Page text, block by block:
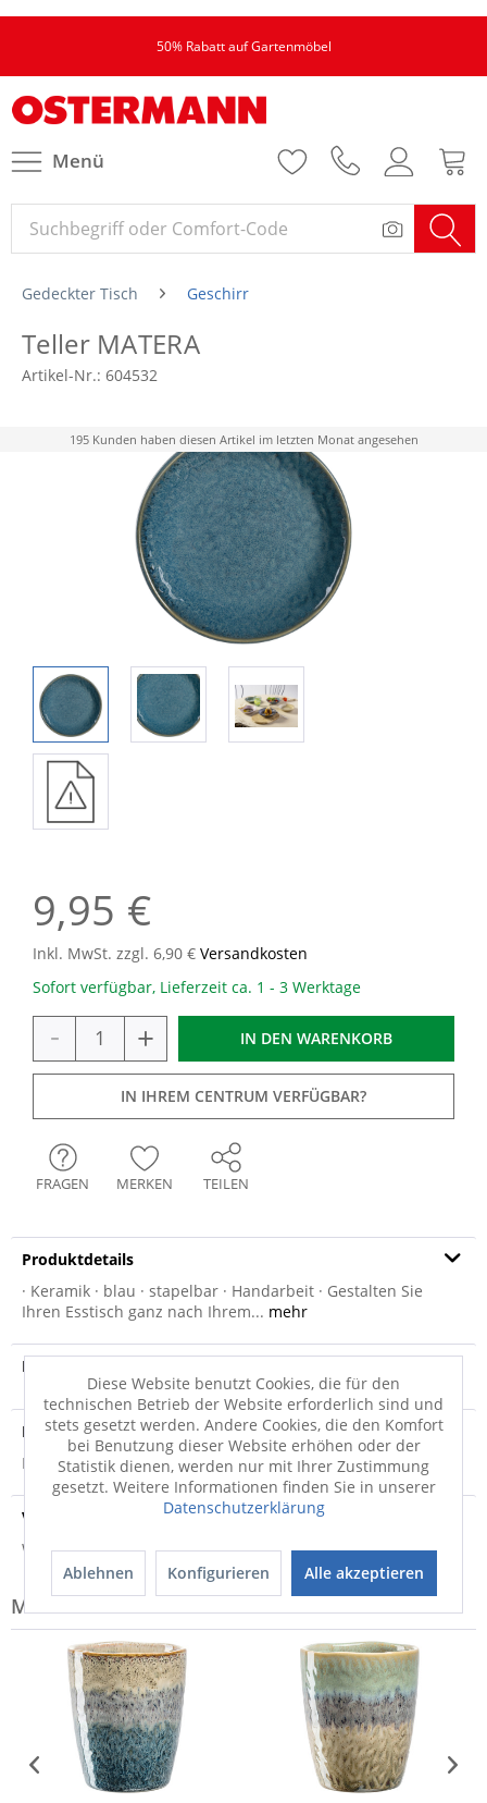
50% Rabatt auf Gartenmöbel
Menü
Gedeckter Tisch Geschirr
Teller MATERA
Artikel-Nr.: 604532
195 Kunden haben diesen Artikel im letzten Monat angesehen
9,95 €
Inkl. MwSt. zzgl. 6,90 € Versandkosten
Sofort verfügbar, Lieferzeit ca. 1 - 3 Werktage
- + IN DEN WARENKORB
IN IHREM CENTRUM VERFÜGBAR?
FRAGEN MERKEN TEILEN
Produktdetails
· Keramik · blau · stapelbar · Handarbeit · Gestalten Sie
Ihren Esstisch ganz nach Ihrem... mehr
Produktvideo
Produktsicherheit
Produktsicherheit
Versandinfo
Weitere Informationen zum Versand...
Modell-Familie: MATERA
Diese Website benutzt Cookies, die für den
technischen Betrieb der Website erforderlich sind und
stets gesetzt werden. Andere Cookies, die den Komfort
bei Benutzung dieser Website erhöhen oder der
Statistik dienen, werden nur mit Ihrer Zustimmung
gesetzt. Weitere Informationen finden Sie in unserer
Datenschutzerklärung
Ablehnen Konfigurieren Alle akzeptieren